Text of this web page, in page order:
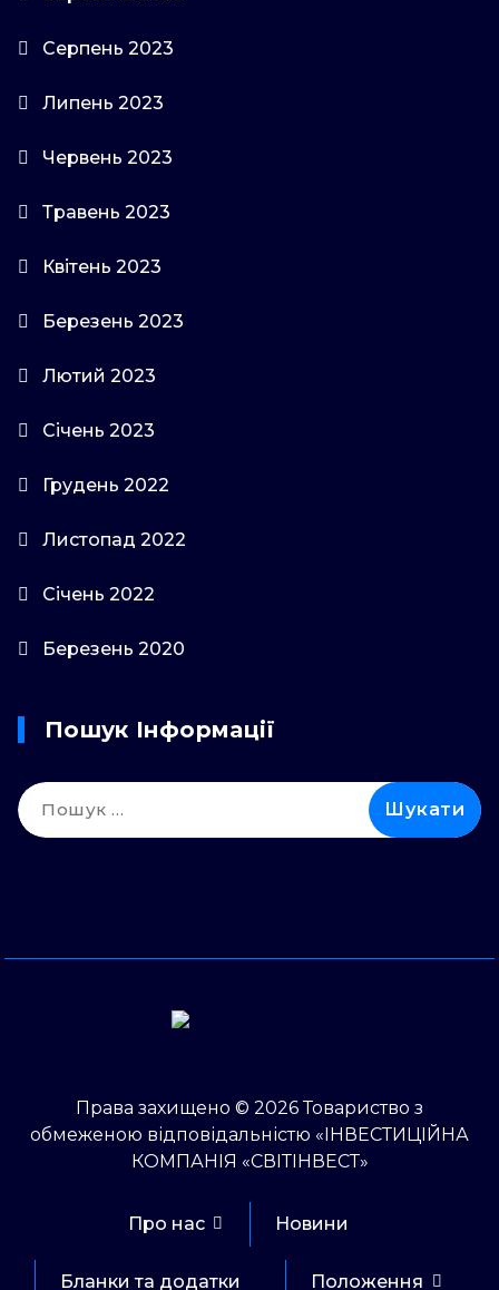
Серпень 2023
Липень 2023
Червень 2023
Травень 2023
Квітень 2023
Березень 2023
Лютий 2023
Січень 2023
Грудень 2022
Листопад 2022
Січень 2022
Березень 2020
Пошук Інформації
Пошук:
Права захищено © 2026 Товариство з
обмеженою відповідальністю «ІНВЕСТИЦІЙНА
КОМПАНІЯ «СВІТІНВЕСТ»
Про нас Новини
Бланки та додатки Положення